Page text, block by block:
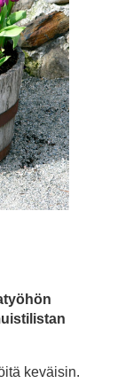
keväisin.